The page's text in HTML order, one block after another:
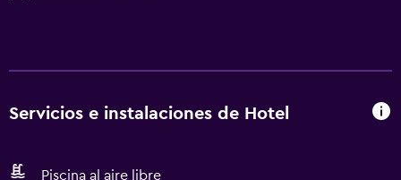
Servicios e instalaciones de Hotel
Piscina al aire libre